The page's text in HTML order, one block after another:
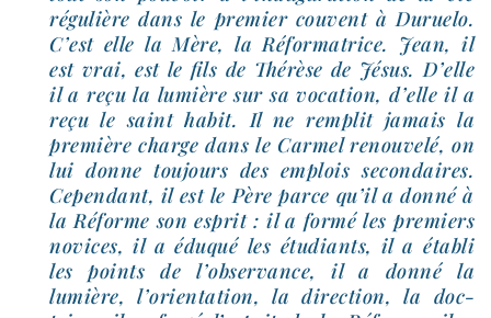
régu­lière dans le pre­mier couvent à Duruelo.
C’est elle la Mère, la Réformatrice. Jean, il
est vrai, est le fils de Thérèse de Jésus. D’elle
il a reçu la lumière sur sa voca­tion, d’elle il a
reçu le saint habit. Il ne rem­plit jamais la
pre­mière charge dans le Carmel renou­ve­lé, on
lui donne tou­jours des emplois secon­daires.
Cependant, il est le Père parce qu’il a don­né à
la Réforme son esprit : il a for­mé les pre­miers
novices, il a édu­qué les étu­diants, il a éta­bli
les points de l’ob­ser­vance, il a don­né la
lumière, l’o­rien­ta­tion, la direc­tion, la doc­